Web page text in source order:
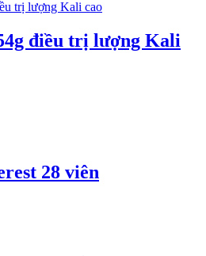
điều trị lượng Kali
28 viên